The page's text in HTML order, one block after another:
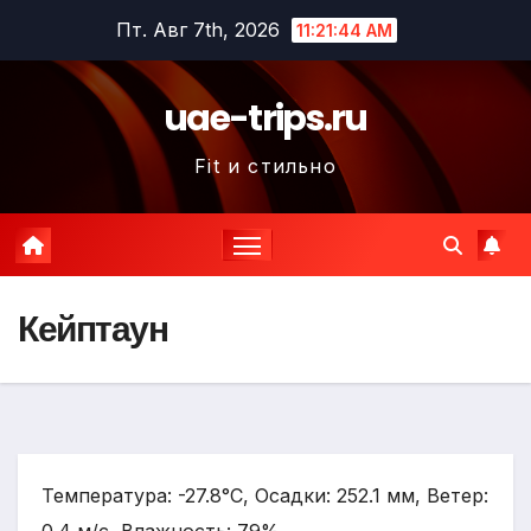
содержимому
Пт. Авг 7th, 2026 11:21:46 AM
uae-trips.ru
Fit и стильно
Кейптаун
Температура: -27.8°C, Осадки: 252.1 мм, Ветер: